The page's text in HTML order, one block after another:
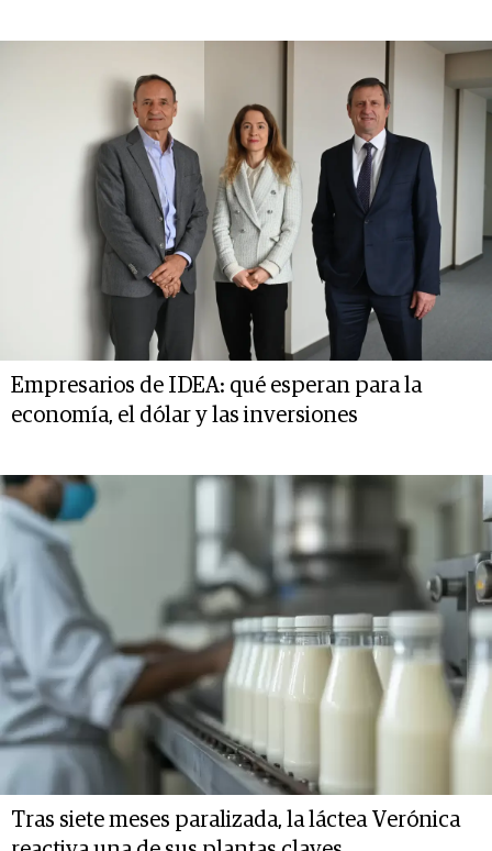
Empresarios de IDEA: qué esperan para la
economía, el dólar y las inversiones
Tras siete meses paralizada, la láctea Verónica